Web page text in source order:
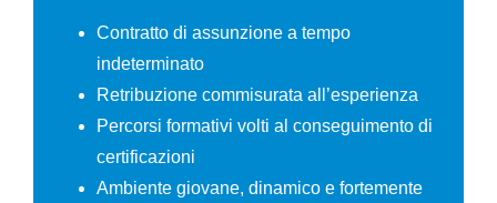
Contratto di assunzione a tempo
indeterminato
Retribuzione commisurata all’esperienza
Percorsi formativi volti al conseguimento di
certificazioni
Ambiente giovane, dinamico e fortemente